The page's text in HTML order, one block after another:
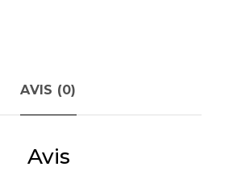
AVIS (0)
Avis